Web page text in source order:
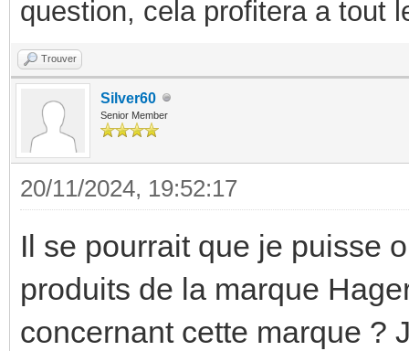
question, cela profitera a tout
Trouver
Silver60
Senior Member
20/11/2024, 19:52:17
Il se pourrait que je puisse
produits de la marque
concernant cette marque ?